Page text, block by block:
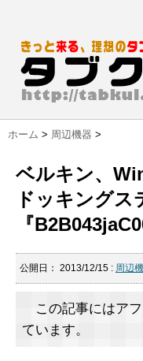
ホーム > 周辺機器 >
ベルキン、
ドッキングス
『
公開日： 2013/12/15 : 周辺
この記事にはア
ています。